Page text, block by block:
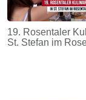
19. Rosentaler
St. Stefan im